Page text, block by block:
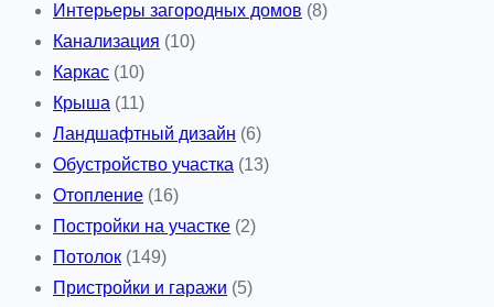
Интерьеры загородных домов (8)
Канализация (10)
Каркас (10)
Крыша (11)
Ландшафтный дизайн (6)
Обустройство участка (13)
Отопление (16)
Постройки на участке (2)
Потолок (149)
Пристройки и гаражи (5)